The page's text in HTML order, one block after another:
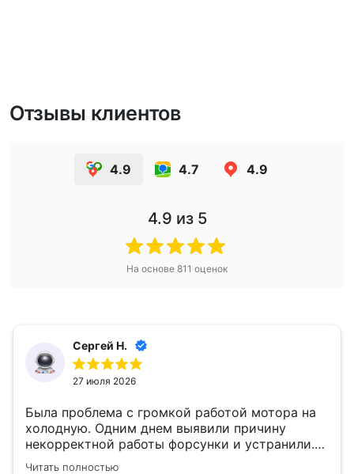
Отзывы клиентов
4.9 4.7 4.9
4.9 из 5
На основе 811 оценок
Сергей Н.
27 июля 2026
Была проблема с громкой работой мотора на
холодную. Одним днем выявили причину
некорректной работы форсунки и устранили.
👍
Читать полностью